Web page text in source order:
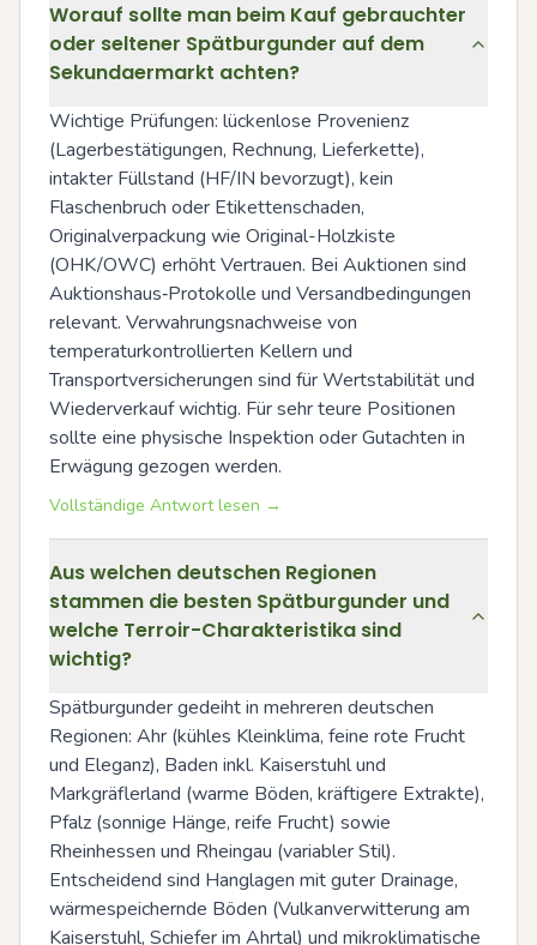
Worauf sollte man beim Kauf gebrauchter
oder seltener Spätburgunder auf dem
Sekundaermarkt achten?
Wichtige Prüfungen: lückenlose Provenienz
(Lagerbestätigungen, Rechnung, Lieferkette),
intakter Füllstand (HF/IN bevorzugt), kein
Flaschenbruch oder Etikettenschaden,
Originalverpackung wie Original-Holzkiste
(OHK/OWC) erhöht Vertrauen. Bei Auktionen sind
Auktionshaus‑Protokolle und Versandbedingungen
relevant. Verwahrungsnachweise von
temperaturkontrollierten Kellern und
Transportversicherungen sind für Wertstabilität und
Wiederverkauf wichtig. Für sehr teure Positionen
sollte eine physische Inspektion oder Gutachten in
Erwägung gezogen werden.
Vollständige Antwort lesen →
Aus welchen deutschen Regionen
stammen die besten Spätburgunder und
welche Terroir-Charakteristika sind
wichtig?
Spätburgunder gedeiht in mehreren deutschen
Regionen: Ahr (kühles Kleinklima, feine rote Frucht
und Eleganz), Baden inkl. Kaiserstuhl und
Markgräflerland (warme Böden, kräftigere Extrakte),
Pfalz (sonnige Hänge, reife Frucht) sowie
Rheinhessen und Rheingau (variabler Stil).
Entscheidend sind Hanglagen mit guter Drainage,
wärmespeichernde Böden (Vulkanverwitterung am
Kaiserstuhl, Schiefer im Ahrtal) und mikroklimatische